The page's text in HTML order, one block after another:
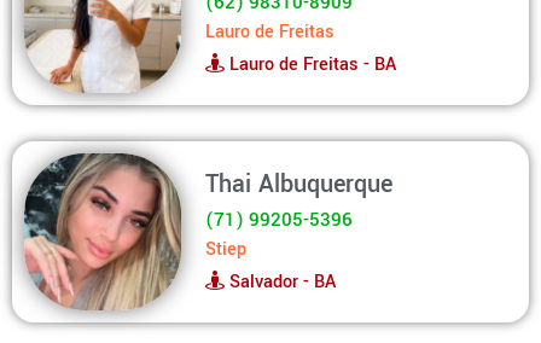
Lauro de Freitas
Lauro de Freitas - BA
Thai Albuquerque
(71) 99205-5396
Stiep
Salvador - BA